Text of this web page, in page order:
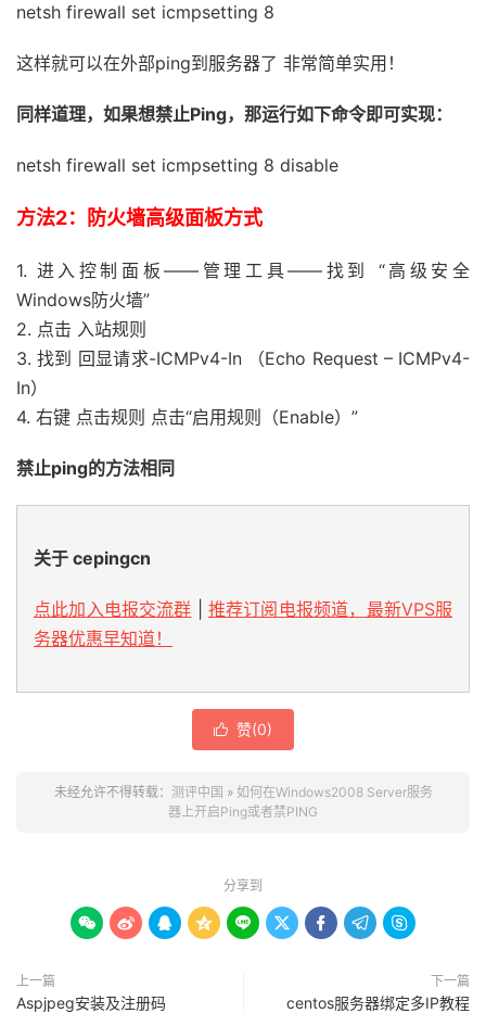
netsh firewall set icmpsetting 8
这样就可以在外部ping到服务器了 非常简单实用！
同样道理，如果想禁止Ping，那运行如下命令即可实现：
netsh firewall set icmpsetting 8 disable
方法2：防火墙高级面板方式
1. 进入控制面板——管理工具——找到 “高级安全
Windows防火墙”
2. 点击 入站规则
3. 找到 回显请求-ICMPv4-In （Echo Request – ICMPv4-
In）
4. 右键 点击规则 点击“启用规则（Enable）”
禁止ping的方法相同
关于 cepingcn
点此加入电报交流群
推荐订阅电报频道，最新VPS服
务器优惠早知道！
 赞(0)
未经允许不得转载： 测评中国 » 如何在Windows2008 Server服务
器上开启Ping或者禁PING
分享到
        
上一篇
Aspjpeg安装及注册码
下一篇
centos服务器绑定多IP教程